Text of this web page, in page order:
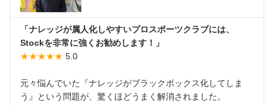
「ナレッジが属人化しやすいプロスポーツクラブには、
Stockを非常に強くお勧めします！」
★★★★★ 5.0
元々悩んでいた『ナレッジがブラックボックス化してしま
う』という問題が、驚くほどうまく解消されました。